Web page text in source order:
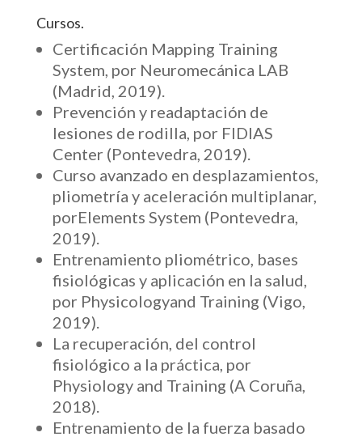
Cursos.
Certificación Mapping Training
System, por Neuromecánica LAB
(Madrid, 2019).
Prevención y readaptación de
lesiones de rodilla, por FIDIAS
Center (Pontevedra, 2019).
Curso avanzado en desplazamientos,
pliometría y aceleración multiplanar,
porElements System (Pontevedra,
2019).
Entrenamiento pliométrico, bases
fisiológicas y aplicación en la salud,
por Physicologyand Training (Vigo,
2019).
La recuperación, del control
fisiológico a la práctica, por
Physiology and Training (A Coruña,
2018).
Entrenamiento de la fuerza basado